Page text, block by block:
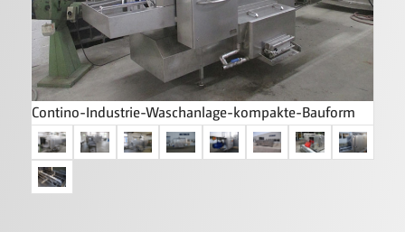
Contino-Industrie-Waschanlage-kompakte-Bauform